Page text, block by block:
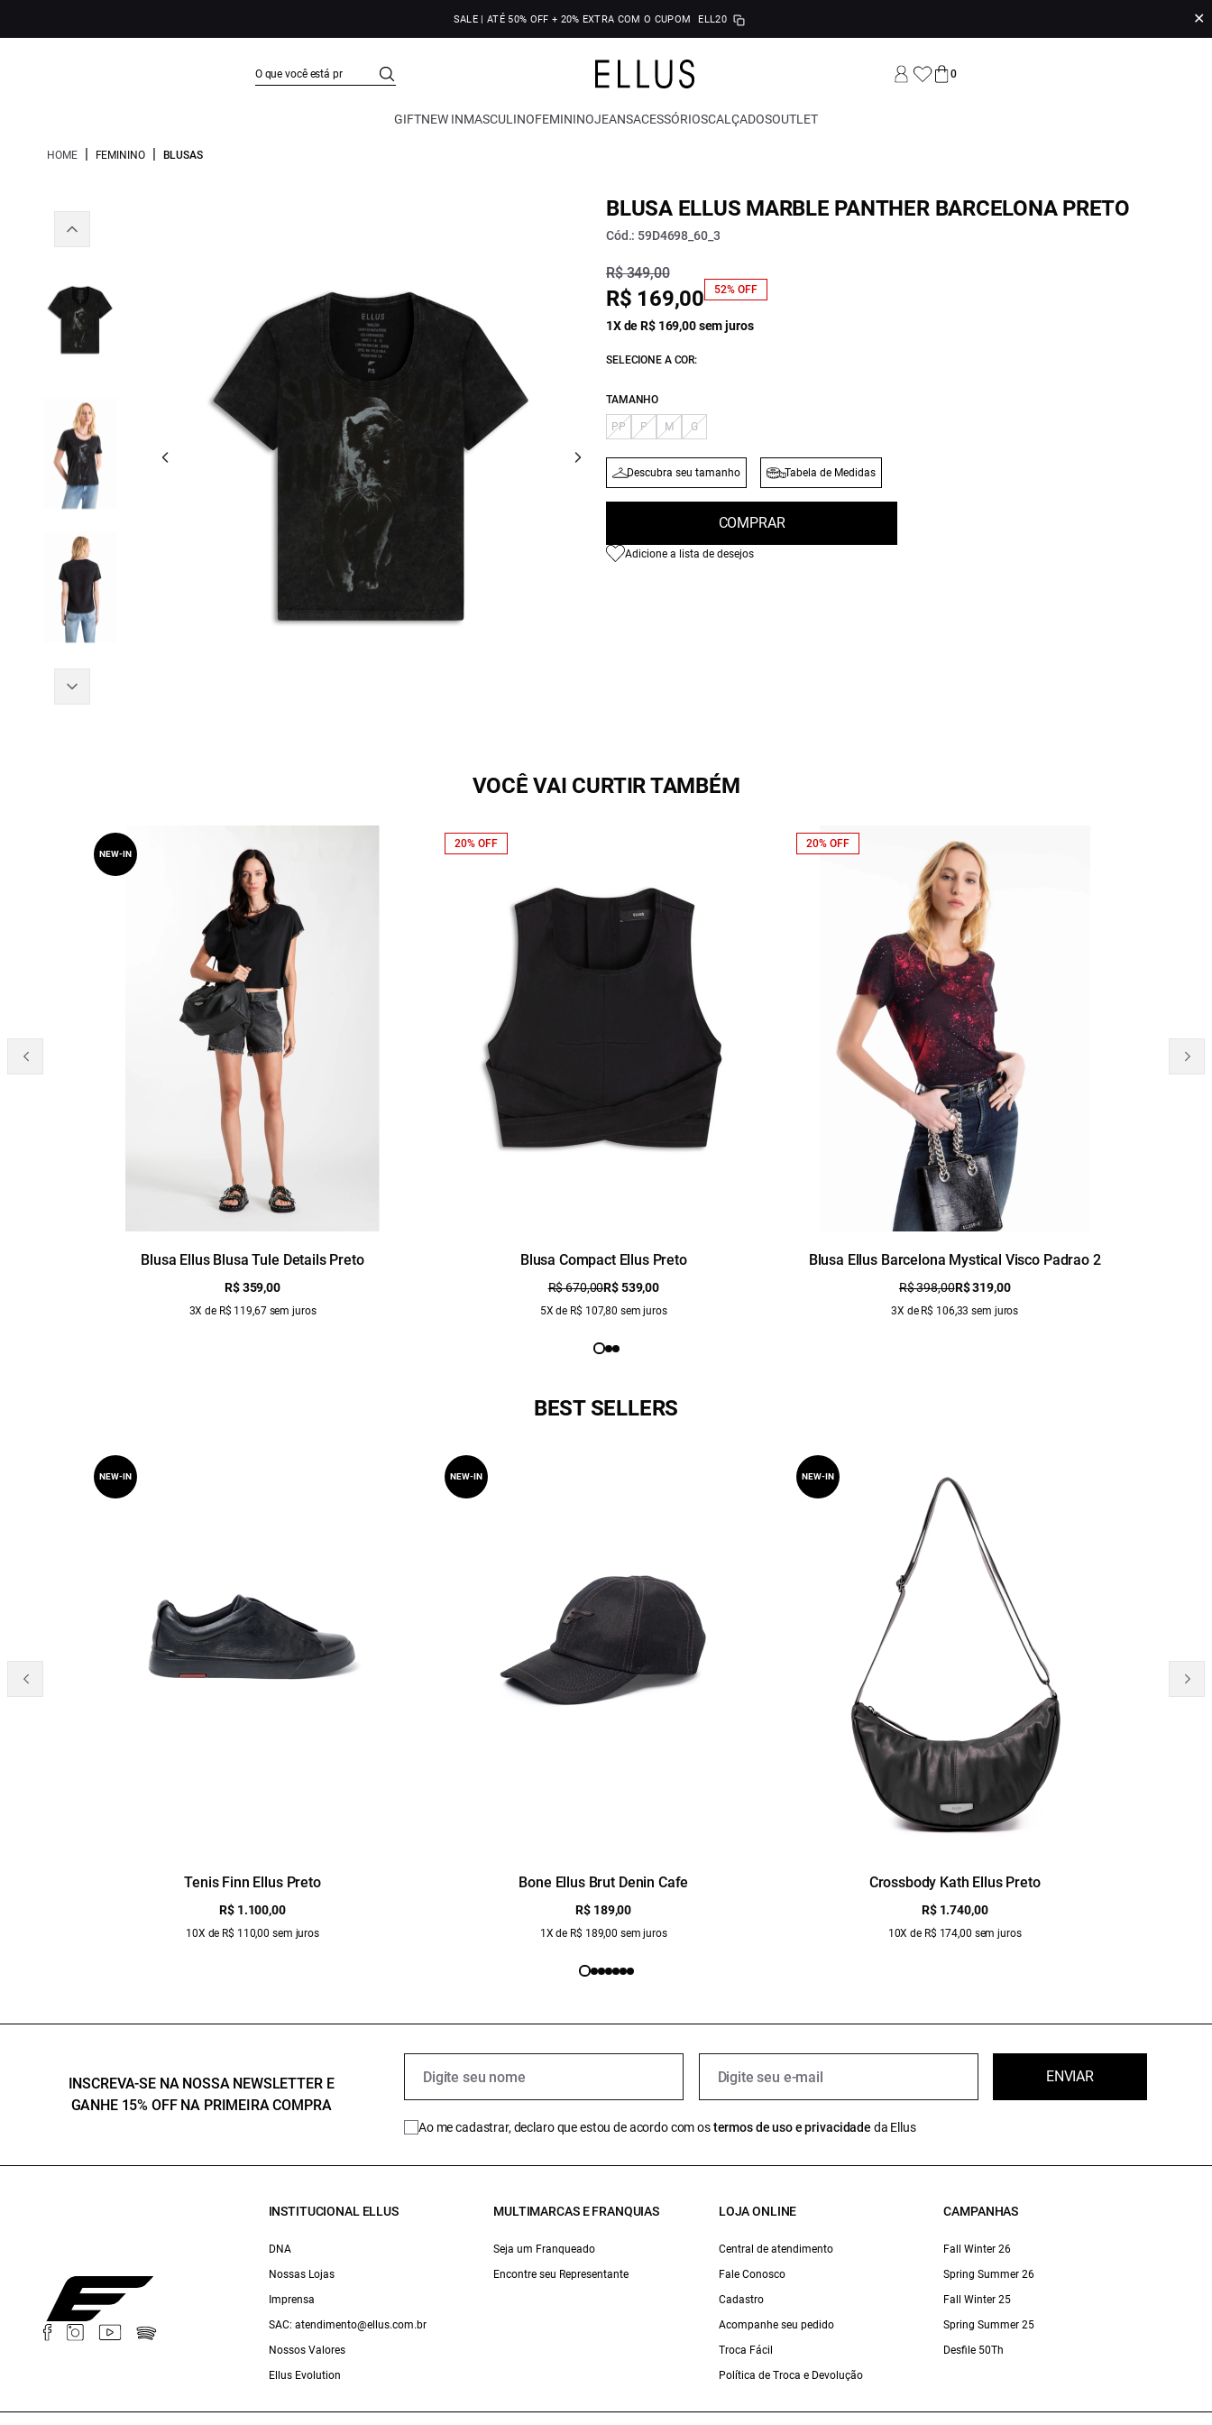
SALE | ATÉ 50% OFF + 20% EXTRA COM O CUPOM ELL20 ✕
0
GIFTNEW INMASCULINOFEMININOJEANSACESSÓRIOSCALÇADOSOUTLET
HOME | FEMININO | BLUSAS
BLUSA ELLUS MARBLE PANTHER BARCELONA PRETO
Cód.: 59D4698_60_3
R$ 349,00
R$ 169,00 52% OFF
1X de R$ 169,00 sem juros
SELECIONE A COR:
TAMANHO
PP P M G
Descubra seu tamanho Tabela de Medidas
COMPRAR
Adicione a lista de desejos
VOCÊ VAI CURTIR TAMBÉM
Blusa Ellus Blusa Tule Details Preto
R$ 359,00
3X de R$ 119,67 sem juros
NEW-IN
Blusa Compact Ellus Preto
R$ 670,00R$ 539,00
5X de R$ 107,80 sem juros
20% OFF
Blusa Ellus Barcelona Mystical Visco Padrao 2
R$ 398,00R$ 319,00
3X de R$ 106,33 sem juros
20% OFF
BEST SELLERS
Tenis Finn Ellus Preto
R$ 1.100,00
10X de R$ 110,00 sem juros
NEW-IN
Bone Ellus Brut Denin Cafe
R$ 189,00
1X de R$ 189,00 sem juros
NEW-IN
Crossbody Kath Ellus Preto
R$ 1.740,00
10X de R$ 174,00 sem juros
NEW-IN
INSCREVA-SE NA NOSSA NEWSLETTER E
GANHE 15% OFF NA PRIMEIRA COMPRA
ENVIAR
Ao me cadastrar, declaro que estou de acordo com ostermos de uso e privacidade da Ellus
INSTITUCIONAL ELLUS
DNA
Nossas Lojas
Imprensa
SAC: atendimento@ellus.com.br
Nossos Valores
Ellus Evolution
MULTIMARCAS E FRANQUIAS
Seja um Franqueado
Encontre seu Representante
LOJA ONLINE
Central de atendimento
Fale Conosco
Cadastro
Acompanhe seu pedido
Troca Fácil
Política de Troca e Devolução
CAMPANHAS
Fall Winter 26
Spring Summer 26
Fall Winter 25
Spring Summer 25
Desfile 50Th